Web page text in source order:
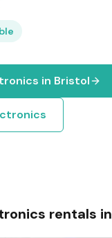
in Bristol
rentals in